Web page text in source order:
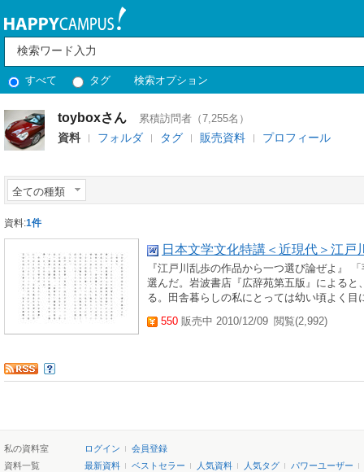
すべて タグ 検索オプション
toyboxさん 累積訪問者（7,255名）
資料 フォルダ タグ 販売資料 プロフィール
全ての種類
資料:1件
日本文学文化特講＜近現代＞江戸
『江戸川乱歩の作品から一つ選び論ぜよ』
選んだ。岩波書店『広辞苑第五版』による
る。田舎暮らしの私にとっては幼い頃よく
550 販売中 2010/12/09 閲覧(2,992)
私の資料室 ログイン
会員登録
資料一覧
最新資料 ベストセラー 人気資料 人気タグ
パワーユーザー